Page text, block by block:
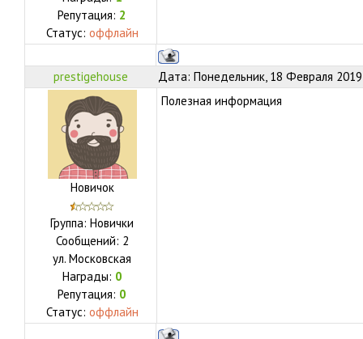
Репутация: 2
Статус: оффлайн
prestigehouse Дата: Понедельник, 18 Февраля
Новичок
Группа: Новички
Сообщений: 2
ул. Московская
Награды: 0
Репутация: 0
Статус: оффлайн
Полезная информация